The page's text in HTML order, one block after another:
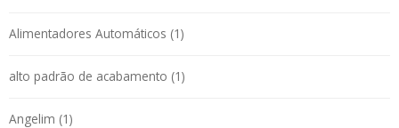
Alimentadores Automáticos (1)
alto padrão de acabamento (1)
Angelim (1)